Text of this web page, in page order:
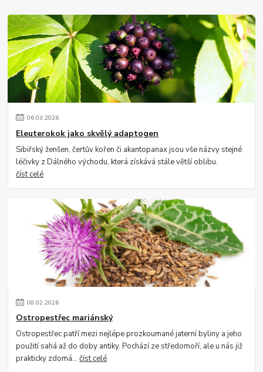
06.03.2026
Eleuterokok jako skvělý adaptogen
Sibiřský ženšen, čertův kořen či akantopanax jsou vše názvy stejné
léčivky z Dálného východu, která získává stále větší oblibu.
číst celé
08.02.2026
Ostropestřec mariánský
Ostropestřec patří mezi nejlépe prozkoumané jaterní byliny a jeho
použití sahá až do doby antiky. Pochází ze středomoří, ale u nás již
prakticky zdomá...číst celé